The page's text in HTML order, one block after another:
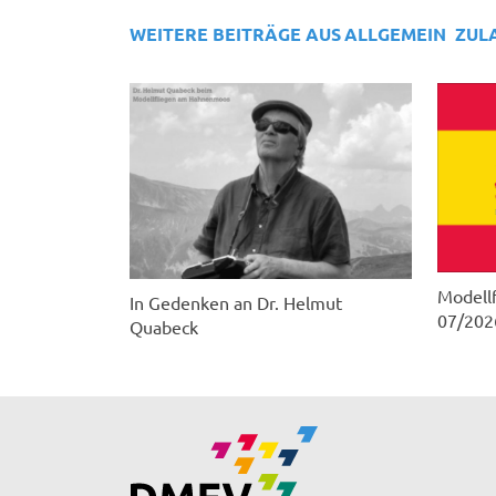
WEITERE BEITRÄGE AUSALLGEMEIN
In Gedenken an Dr. Helmut
Quabeck
07/